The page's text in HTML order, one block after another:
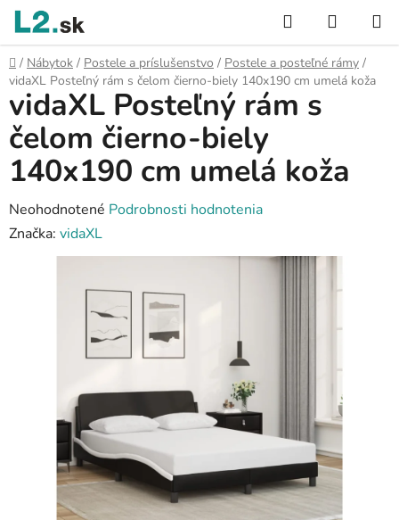
Prejsť
obsah
Hľadať
KOŠÍK
Domov
/ Nábytok / Postele a príslušenstvo / Postele a posteľné rámy /
vidaXL Posteľný rám s čelom čierno-biely 140x190 cm umelá koža
vidaXL Posteľný rám s
čelom čierno-biely
140x190 cm umelá koža
Priemerné
hodnotenie
produktu
Neohodnotené Podrobnosti hodnotenia
Značka: vidaXL